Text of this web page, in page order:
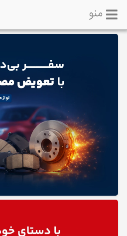
لوازم
منو